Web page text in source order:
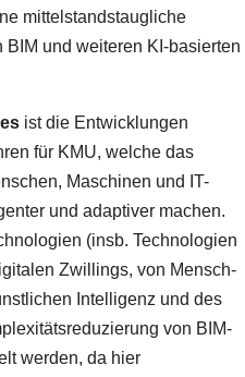
mittelstandstaugliche
und weiteren KI-basierten
ist die Entwicklungen
für KMU, welche das
Maschinen und IT-
und adaptiver machen.
(insb. Technologien
Zwillings, von Mensch-
Intelligenz und des
von BIM-
werden, da hier